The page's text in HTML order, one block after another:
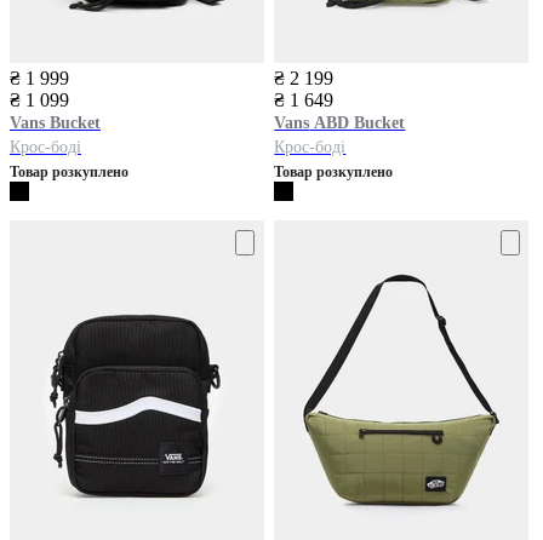
₴ 1 999
₴ 1 099
Vans Bucket
Крос-боді
Товар розкуплено
₴ 2 199
₴ 1 649
Vans ABD Bucket
Крос-боді
Товар розкуплено